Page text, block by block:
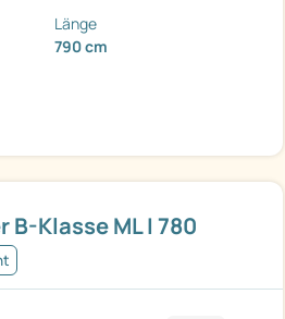
Klasse ML I 780
Länge
790 cm